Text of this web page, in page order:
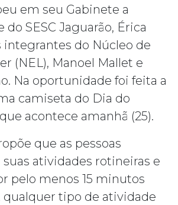
em seu Gabinete a
SESC Jaguarão, Érica
integrantes do Núcleo de
(NEL), Manoel Mallet e
Na oportunidade foi feita a
camiseta do Dia do
acontece amanhã (25).
que as pessoas
atividades rotineiras e
pelo menos 15 minutos
qualquer tipo de atividade